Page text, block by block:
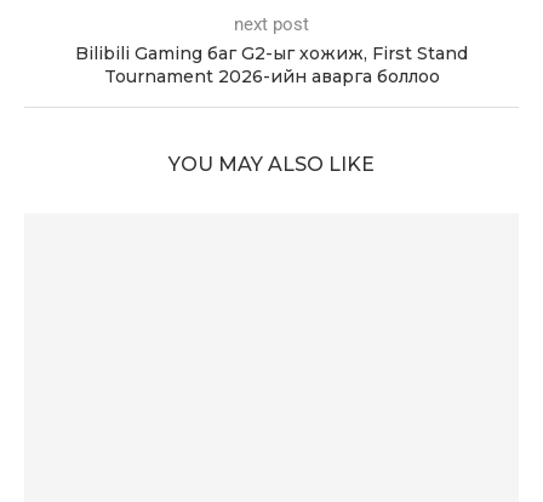
next post
Bilibili Gaming баг G2-ыг хожиж, First Stand
Tournament 2026-ийн аварга боллоо
YOU MAY ALSO LIKE